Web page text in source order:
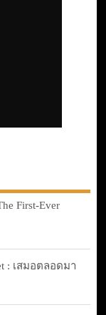
First-Ever
: เสมอตลอดมา